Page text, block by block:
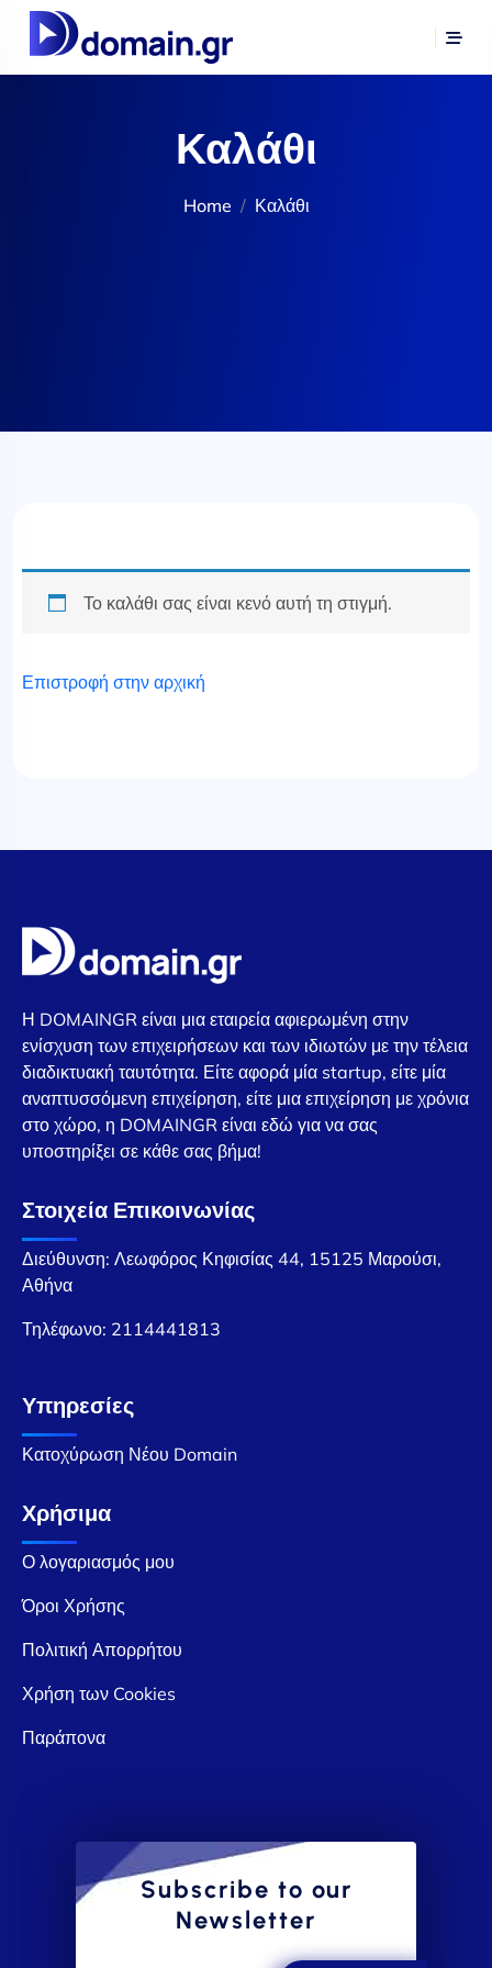
Καλάθι
Home Καλάθι
Το καλάθι σας είναι κενό αυτή τη στιγμή.
Επιστροφή στην αρχική
Η DOMAINGR είναι μια εταιρεία αφιερωμένη στην
ενίσχυση των επιχειρήσεων και των ιδιωτών με την τέλεια
διαδικτυακή ταυτότητα. Είτε αφορά μία startup, είτε μία
αναπτυσσόμενη επιχείρηση, είτε μια επιχείρηση με χρόνια
στο χώρο, η DOMAINGR είναι εδώ για να σας
υποστηρίξει σε κάθε σας βήμα!
Στοιχεία Επικοινωνίας
Διεύθυνση: Λεωφόρος Κηφισίας 44, 15125 Μαρούσι,
Αθήνα
Τηλέφωνο: 2114441813
Υπηρεσίες
Κατοχύρωση Νέου Domain
Χρήσιμα
Ο λογαριασμός μου
Όροι Χρήσης
Πολιτική Απορρήτου
Χρήση των Cookies
Παράπονα
Subscribe to our
Newsletter